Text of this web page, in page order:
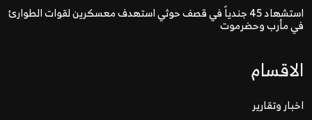
استشهاد 45 جندياً في قصف حوثي استهدف معسكرين لقوات الطوارئ
في مأرب وحضرموت
الاقسام
اخبار وتقارير